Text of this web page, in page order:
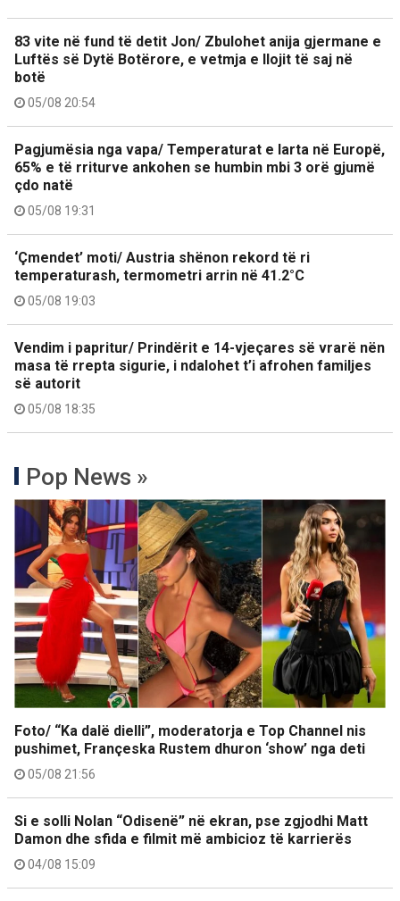
83 vite në fund të detit Jon/ Zbulohet anija gjermane e
Luftës së Dytë Botërore, e vetmja e llojit të saj në
botë
05/08 20:54
Pagjumësia nga vapa/ Temperaturat e larta në Europë,
65% e të rriturve ankohen se humbin mbi 3 orë gjumë
çdo natë
05/08 19:31
‘Çmendet’ moti/ Austria shënon rekord të ri
temperaturash, termometri arrin në 41.2°C
05/08 19:03
Vendim i papritur/ Prindërit e 14-vjeçares së vrarë nën
masa të rrepta sigurie, i ndalohet t’i afrohen familjes
së autorit
05/08 18:35
Pop News »
Foto/ “Ka dalë dielli”, moderatorja e Top Channel nis
pushimet, Françeska Rustem dhuron ‘show’ nga deti
05/08 21:56
Si e solli Nolan “Odisenë” në ekran, pse zgjodhi Matt
Damon dhe sfida e filmit më ambicioz të karrierës
04/08 15:09